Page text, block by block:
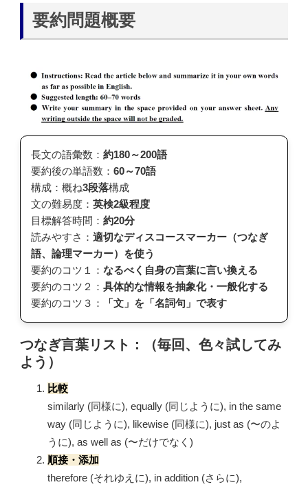
要約問題概要
長文の語彙数： 約180～200語
要約後の単語数： 60～70語
構成：概ね3段落構成
文の難易度： 英検2級程度
目標解答時間： 約20分
読みやすさ： 適切なディスコースマーカー（つなぎ
語、論理マーカー）を使う
要約のコツ１： なるべく自身の言葉に言い換える
要約のコツ２： 具体的な情報を抽象化・一般化する
要約のコツ３：
「文」を「名詞句」で表す
つなぎ言葉リスト：（毎回、色々試してみ
よう）
比較
similarly (同様に), equally (同じように), in the same
way (同じように), likewise (同様に), just as (〜のよ
うに), as well as (〜だけでなく)
順接・添加
therefore (それゆえに), in addition (さらに),